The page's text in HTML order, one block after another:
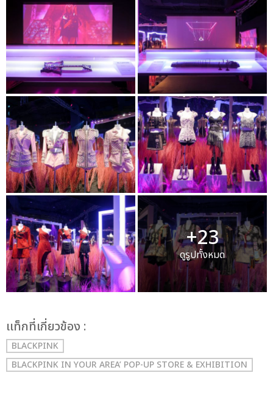
+23
ดูรูปทั้งหมด
เเท็กที่เกี่ยวข้อง :
BLACKPINK
BLACKPINK IN YOUR AREA’ POP-UP STORE & EXHIBITION